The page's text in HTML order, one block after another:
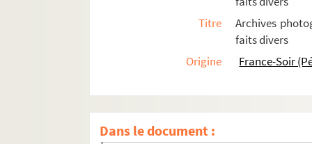
Titre
Archives
faits divers
Origine
France-Soir
Dans le document :
I
J
K